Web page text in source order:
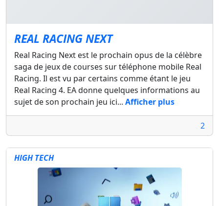
REAL RACING NEXT
Real Racing Next est le prochain opus de la célèbre
saga de jeux de courses sur téléphone mobile Real
Racing. Il est vu par certains comme étant le jeu
Real Racing 4. EA donne quelques informations au
sujet de son prochain jeu ici... Afficher plus
2
HIGH TECH